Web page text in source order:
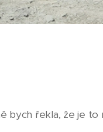
bych řekla, že je